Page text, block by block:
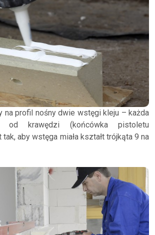
na profil nośny dwie wstęgi kleju – każda
krawędzi (końcówka pistoletu
aby wstęga miała kształt trójkąta 9 na